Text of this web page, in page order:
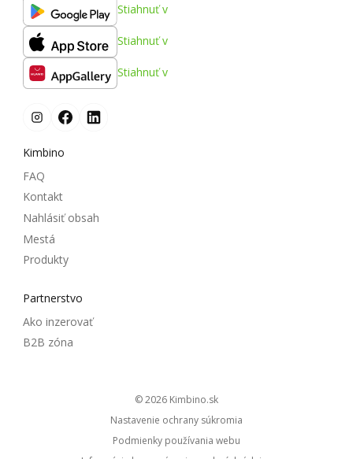
Stiahnuť v
Stiahnuť v
Stiahnuť v
Kimbino
FAQ
Kontakt
Nahlásiť obsah
Mestá
Produkty
Partnerstvo
Ako inzerovať
B2B zóna
© 2026
kimbino.sk
Nastavenie ochrany súkromia
Podmienky používania webu